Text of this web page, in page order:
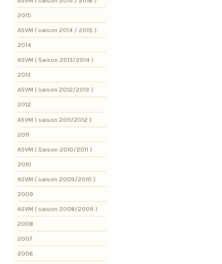
2015
ASVM ( saison 2014 / 2015 )
2014
ASVM ( Saison 2013/2014 )
2013
ASVM ( saison 2012/2013 )
2012
ASVM ( saison 2011/2012 )
2011
ASVM ( Saison 2010/2011 )
2010
ASVM ( saison 2009/2010 )
2009
ASVM ( saison 2008/2009 )
2008
2007
2006